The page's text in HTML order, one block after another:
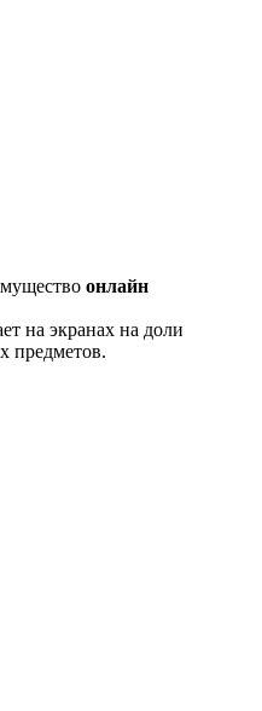
онлайн
на экранах на доли
предметов.